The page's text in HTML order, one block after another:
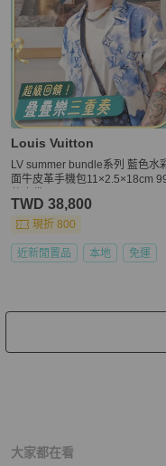
Louis Vuitton
LV summer bundle系列 藍色水
面牛皮革手機包11×2.5×18cm 99
TWD 38,800
現折 800
近新閒置品 本地 免運
大家都在看